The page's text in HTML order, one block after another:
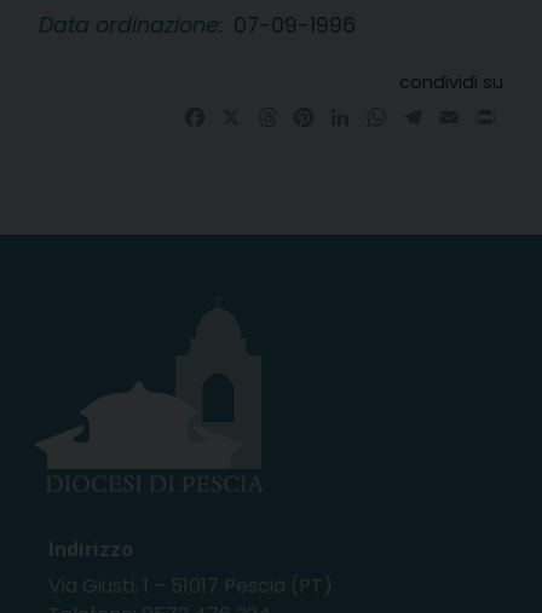
Data ordinazione: 07-09-1996
condividi su
Indirizzo
Via Giusti, 1 – 51017 Pescia (PT)